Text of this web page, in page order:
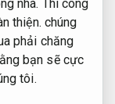
nhà. Thi công
thiện. chúng
phải chăng
bạn sẽ cực
tôi.